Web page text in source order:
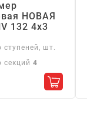
НОВАЯ
132 4х3
ступеней, шт.
секций 4